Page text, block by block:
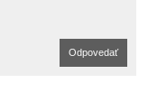
Odpovedať